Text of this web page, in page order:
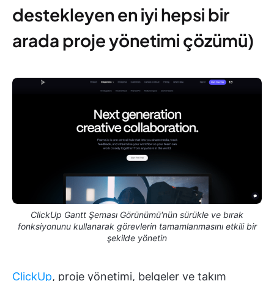
destekleyen en iyi hepsi bir
arada proje yönetimi çözümü)
ClickUp Gantt Şeması Görünümü'nün sürükle ve bırak
fonksiyonunu kullanarak görevlerin tamamlanmasını etkili bir
şekilde yönetin
ClickUp, proje yönetimi, belgeler ve takım